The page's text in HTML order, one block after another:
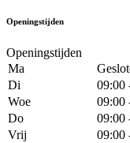
Openingstijden
Openingstijden
Ma
Di
09:00
Woe
09:00
Do
09:00
Vrij
09:00